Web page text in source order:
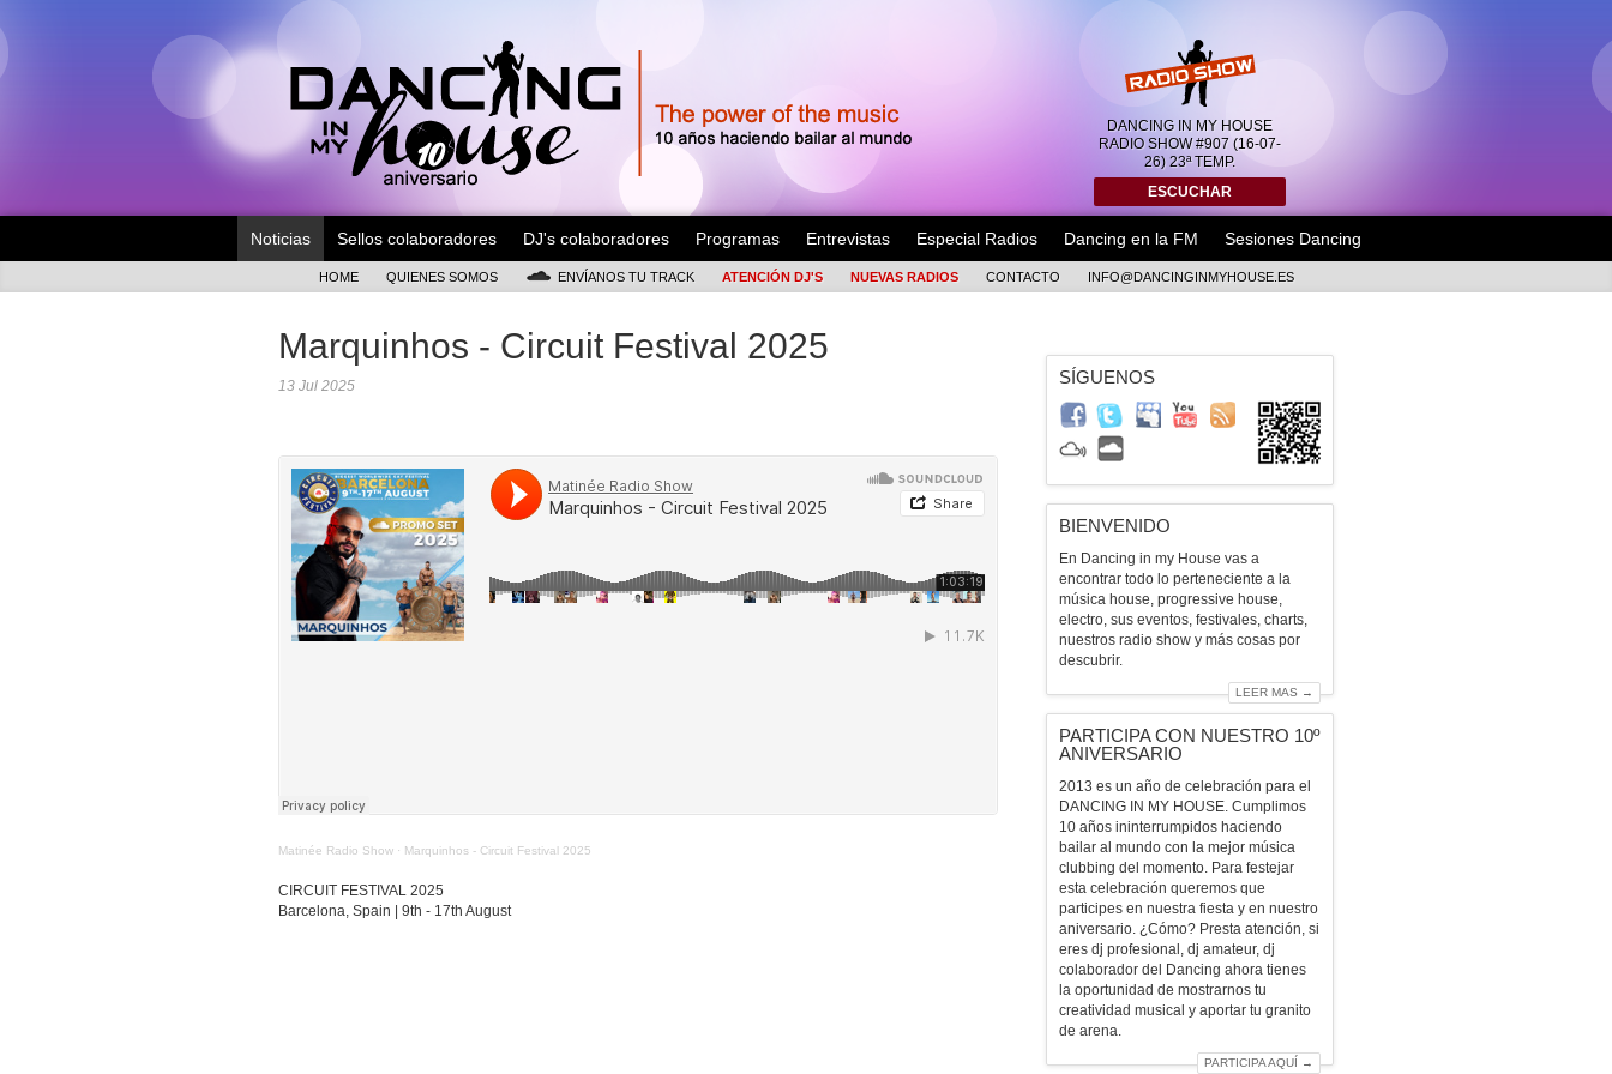
DANCING IN MY HOUSE
RADIO SHOW #907 (16-07-
26) 23ª TEMP.
ESCUCHAR
Noticias Sellos colaboradores DJ's colaboradores Programas Entrevistas Especial Radios Dancing en la FM Sesiones Dancing
HOME QUIENES SOMOS ENVÍANOS TU TRACK ATENCIÓN DJ'S NUEVAS RADIOS CONTACTO INFO@DANCINGINMYHOUSE.ES
Marquinhos - Circuit Festival 2025
13 Jul 2025
Matinée Radio Show · Marquinhos - Circuit Festival 2025
CIRCUIT FESTIVAL 2025
Barcelona, Spain | 9th - 17th August
SÍGUENOS
BIENVENIDO
En Dancing in my House vas a
encontrar todo lo perteneciente a la
música house, progressive house,
electro, sus eventos, festivales, charts,
nuestros radio show y más cosas por
descubrir.
LEER MAS →
PARTICIPA CON NUESTRO 10º
ANIVERSARIO
2013 es un año de celebración para el
DANCING IN MY HOUSE. Cumplimos
10 años ininterrumpidos haciendo
bailar al mundo con la mejor música
clubbing del momento. Para festejar
esta celebración queremos que
participes en nuestra fiesta y en nuestro
aniversario. ¿Cómo? Presta atención, si
eres dj profesional, dj amateur, dj
colaborador del Dancing ahora tienes
la oportunidad de mostrarnos tu
creatividad musical y aportar tu granito
de arena.
PARTICIPA AQUÍ →